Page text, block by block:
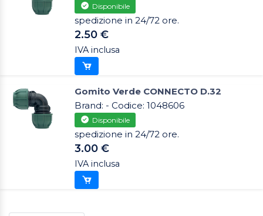
Disponibile
spedizione in 24/72 ore.
2.50 €
IVA inclusa
Gomito Verde CONNECTO D.32
Brand: - Codice: 1048606
Disponibile
spedizione in 24/72 ore.
3.00 €
IVA inclusa